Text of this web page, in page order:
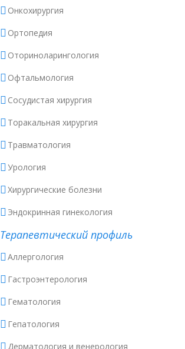
Онкохирургия
Ортопедия
Оториноларингология
Офтальмология
Сосудистая хирургия
Торакальная хирургия
Травматология
Урология
Хирургические болезни
Эндокринная гинекология
Терапевтический профиль
Аллергология
Гастроэнтерология
Гематология
Гепатология
Дерматология и венерология